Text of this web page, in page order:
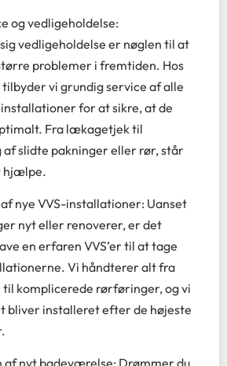
og vedligeholdelse:
vedligeholdelse er nøglen til at
problemer i fremtiden. Hos
tilbyder vi grundig service af alle
for at sikre, at de
Fra lækagetjek til
af slidte pakninger eller rør, står
hjælpe.
nye VVS-installationer: Uanset
nyt eller renoverer, er det
en erfaren VVS’er til at tage
Vi håndterer alt fra
komplicerede rørføringer, og vi
bliver installeret efter de højeste